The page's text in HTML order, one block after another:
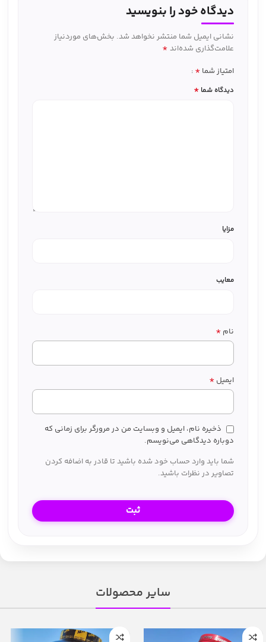
دیدگاه خود را بنویسید
نشانی ایمیل شما منتشر نخواهد شد. بخش‌های موردنیاز
علامت‌گذاری شده‌اند *
امتیاز شما *
دیدگاه شما *
مزایا
معایب
نام *
ایمیل *
ذخیره نام، ایمیل و وبسایت من در مرورگر برای زمانی که
دوباره دیدگاهی می‌نویسم.
شما باید وارد حساب خود شده باشید تا قادر به اضافه کردن
تصاویر در نظرات باشید.
سایر محصولات